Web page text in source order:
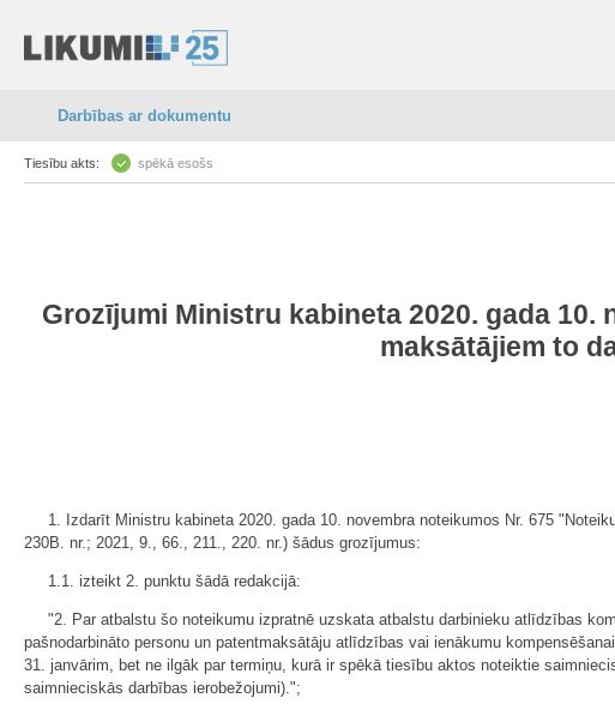
Darbības ar dokumentu
Tiesību akts: spēkā esošs
Grozījumi Ministru kabineta 2020. gada
maksātājiem to
1. Izdarīt Ministru kabineta 2020. gada 10. novembra noteikumos Nr. 675
230B. nr.; 2021, 9., 66., 211., 220. nr.) šādus grozījumus:
1.1. izteikt 2. punktu šādā redakcijā:
"2. Par atbalstu šo noteikumu izpratnē uzskata atbalstu darbinieku atlīdzības
pašnodarbināto personu un patentmaksātāju atlīdzības vai ienākumu
31. janvārim, bet ne ilgāk par termiņu, kurā ir spēkā tiesību aktos noteiktie
saimnieciskās darbības ierobežojumi).";